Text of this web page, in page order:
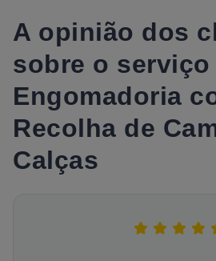
A opinião dos
sobre o serviço
Engomadoria
Recolha de
Calças